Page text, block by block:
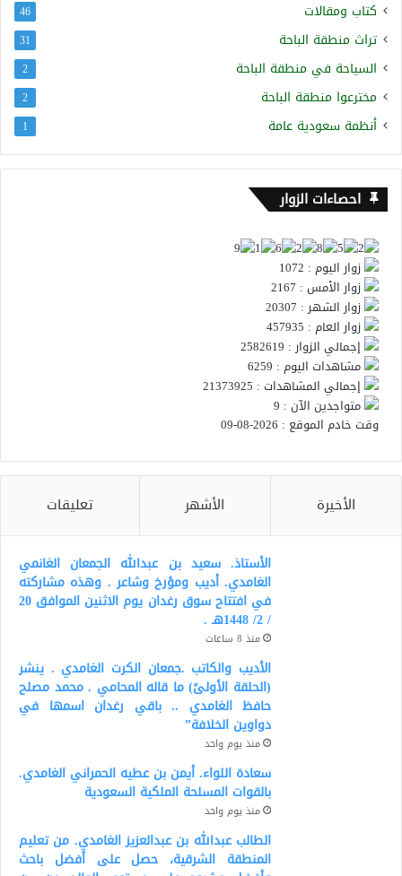
كتاب ومقالات 46
تراث منطقة الباحة 31
السياحة في منطقة الباحة 2
مخترعوا منطقة الباحة 2
أنظمة سعودية عامة 1
احصاءات الزوار
زوار اليوم : 1072
زوار الأمس : 2167
زوار الشهر : 20307
زوار العام : 457935
إجمالي الزوار : 2582619
مشاهدات اليوم : 6259
إجمالي المشاهدات : 21373925
متواجدين الآن : 9
وقت خادم الموقع : 2026-08-09
الأخيرة الأشهر تعليقات
الأستاذ. سعيد بن عبدالله الجمعان الغانمي
الغامدي. أديب ومؤرخ وشاعر . وهذه مشاركته
في افتتاح سوق رغدان يوم الاثنين الموافق 20
/ 2/ 1448هـ .
منذ 8 ساعات
الأديب والكاتب .جمعان الكرت الغامدي . ينشر
(الحلقة الأولىً) ما قاله المحامي . محمد مصلح
حافظ الغامدي .. باقي رغدان اسمها في
دواوين الخلافة”
منذ يوم واحد
سعادة اللواء. أيمن بن عطيه الحمراني الغامدي.
بالقوات المسلحة الملكية السعودية
منذ يوم واحد
الطالب عبدالله بن عبدالعزيز الغامدي. من تعليم
المنطقة الشرقية، حصل على أفضل باحث